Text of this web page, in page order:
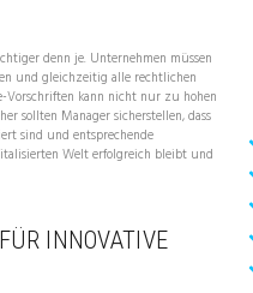
denn je. Unternehmen müssen
und gleichzeitig alle rechtlichen
kann nicht nur zu hohen
sollten Manager sicherstellen, dass
sind und entsprechende
Welt erfolgreich bleibt und
INNOVATIVE